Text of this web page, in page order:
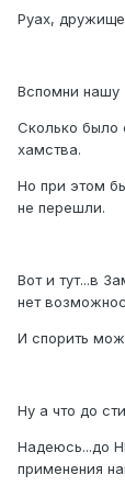
Руах,
Вспомни нашу
Сколько было
хамства.
Но при этом
не перешли.
Вот и тут...в
нет
И спорить
Ну а что до
Надеюсь...до
применения